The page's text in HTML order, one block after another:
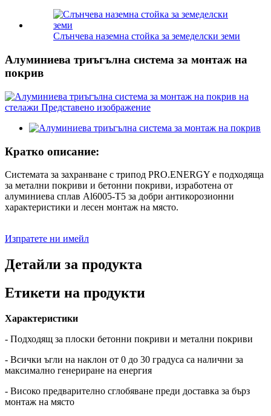
Слънчева наземна стойка за земеделски земи
Алуминиева триъгълна система за монтаж на
покрив
Кратко описание:
Системата за захранване с трипод PRO.ENERGY е подходяща
за метални покриви и бетонни покриви, изработена от
алуминиева сплав Al6005-T5 за добри антикорозионни
характеристики и лесен монтаж на място.
Изпратете ни имейл
Детайли за продукта
Етикети на продукти
Характеристики
- Подходящ за плоски бетонни покриви и метални покриви
- Всички ъгли на наклон от 0 до 30 градуса са налични за
максимално генериране на енергия
- Високо предварително сглобяване преди доставка за бърз
монтаж на място